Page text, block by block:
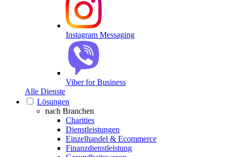
Instagram Messaging
Viber for Business
Alle Dienste
Lösungen
nach Branchen
Charities
Dienstleistungen
Einzelhandel & Ecommerce
Finanzdienstleistung